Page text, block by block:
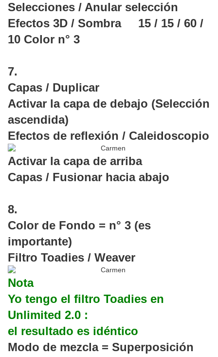
Selecciones / Anular selección
Efectos 3D / Sombra 15 / 15 / 60 /
10 Color n° 3
7.
Capas / Duplicar
Activar la capa de debajo (Selección
ascendida)
Efectos de reflexión / Caleidoscopio
Activar la capa de arriba
Capas / Fusionar hacia abajo
8.
Color de Fondo = n° 3 (es
importante)
Filtro Toadies / Weaver
Nota
Yo tengo el filtro Toadies en
Unlimited 2.0 :
el resultado es idéntico
Modo de mezcla = Superposición